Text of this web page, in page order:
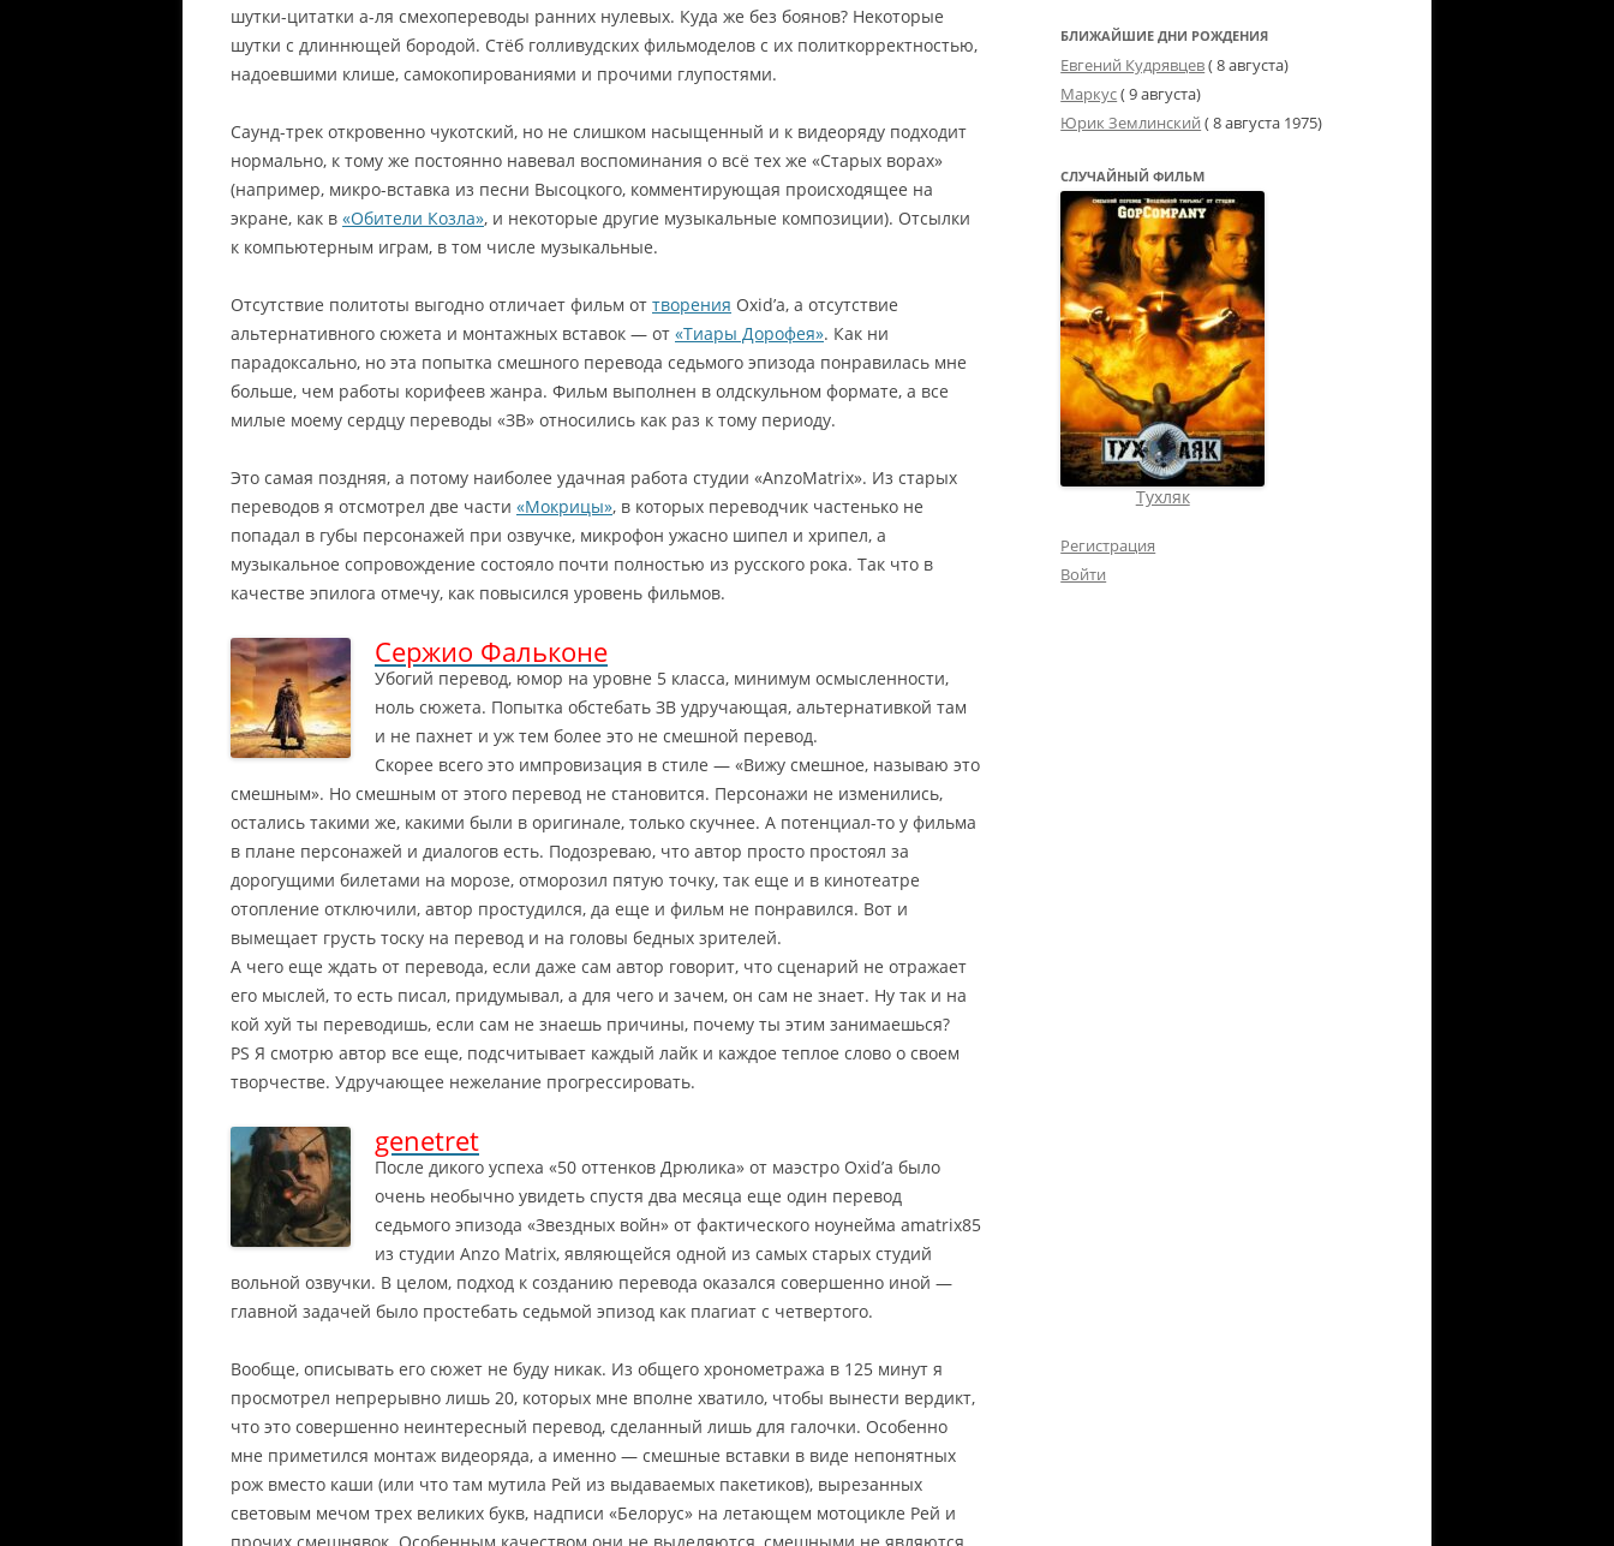
шутки-цитатки а-ля смехопереводы ранних нулевых. Куда же без боянов? Некоторые
шутки с длиннющей бородой. Стёб голливудских фильмоделов с их политкорректностью,
надоевшими клише, самокопированиями и прочими глупостями.
Саунд-трек откровенно чукотский, но не слишком насыщенный и к видеоряду подходит
нормально, к тому же постоянно навевал воспоминания о всё тех же «Старых ворах»
(например, микро-вставка из песни Высоцкого, комментирующая происходящее на
экране, как в «Обители Козла», и некоторые другие музыкальные композиции). Отсылки
к компьютерным играм, в том числе музыкальные.
Отсутствие политоты выгодно отличает фильм от творения Oxid’а, а отсутствие
альтернативного сюжета и монтажных вставок — от «Тиары Дорофея». Как ни
парадоксально, но эта попытка смешного перевода седьмого эпизода понравилась мне
больше, чем работы корифеев жанра. Фильм выполнен в олдскульном формате, а все
милые моему сердцу переводы «ЗВ» относились как раз к тому периоду.
Это самая поздняя, а потому наиболее удачная работа студии «AnzoMatrix». Из старых
переводов я отсмотрел две части «Мокрицы», в которых переводчик частенько не
попадал в губы персонажей при озвучке, микрофон ужасно шипел и хрипел, а
музыкальное сопровождение состояло почти полностью из русского рока. Так что в
качестве эпилога отмечу, как повысился уровень фильмов.
Сержио Фальконе
Убогий перевод, юмор на уровне 5 класса, минимум осмысленности,
ноль сюжета. Попытка обстебать ЗВ удручающая, альтернативкой там
и не пахнет и уж тем более это не смешной перевод.
Скорее всего это импровизация в стиле — «Вижу смешное, называю это
смешным». Но смешным от этого перевод не становится. Персонажи не изменились,
остались такими же, какими были в оригинале, только скучнее. А потенциал-то у фильма
в плане персонажей и диалогов есть. Подозреваю, что автор просто простоял за
дорогущими билетами на морозе, отморозил пятую точку, так еще и в кинотеатре
отопление отключили, автор простудился, да еще и фильм не понравился. Вот и
вымещает грусть тоску на перевод и на головы бедных зрителей.
А чего еще ждать от перевода, если даже сам автор говорит, что сценарий не отражает
его мыслей, то есть писал, придумывал, а для чего и зачем, он сам не знает. Ну так и на
кой хуй ты переводишь, если сам не знаешь причины, почему ты этим занимаешься?
PS Я смотрю автор все еще, подсчитывает каждый лайк и каждое теплое слово о своем
творчестве. Удручающее нежелание прогрессировать.
genetret
После дикого успеха «50 оттенков Дрюлика» от маэстро Oxid’а было
очень необычно увидеть спустя два месяца еще один перевод
седьмого эпизода «Звездных войн» от фактического ноунейма amatrix85
из студии Anzo Matrix, являющейся одной из самых старых студий
вольной озвучки. В целом, подход к созданию перевода оказался совершенно иной —
главной задачей было простебать седьмой эпизод как плагиат с четвертого.
Вообще, описывать его сюжет не буду никак. Из общего хронометража в 125 минут я
просмотрел непрерывно лишь 20, которых мне вполне хватило, чтобы вынести вердикт,
что это совершенно неинтересный перевод, сделанный лишь для галочки. Особенно
мне приметился монтаж видеоряда, а именно — смешные вставки в виде непонятных
рож вместо каши (или что там мутила Рей из выдаваемых пакетиков), вырезанных
световым мечом трех великих букв, надписи «Белорус» на летающем мотоцикле Рей и
БЛИЖАЙШИЕ ДНИ РОЖДЕНИЯ
Евгений Кудрявцев( 8 августа)
Маркус( 9 августа)
Юрик Землинский (8 августа 1975)
СЛУЧАЙНЫЙ ФИЛЬМ
Тухляк
Регистрация
Войти